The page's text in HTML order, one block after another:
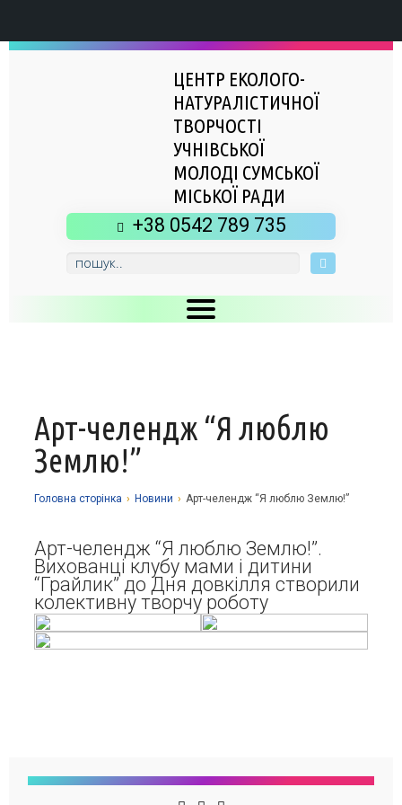
ЦЕНТР ЕКОЛОГО-
НАТУРАЛІСТИЧНОЇ
ТВОРЧОСТІ
УЧНІВСЬКОЇ
МОЛОДІ СУМСЬКОЇ
МІСЬКОЇ РАДИ
+38 0542 789 735
Про заклад
Структурні підрозділи
Наші досягнення
Фотоальбоми
Сторінка психолога
Запрошуємо у гуртки
Академічна доброчесність
Методична робота
Програмне забезпечення
Науково-методичні матеріали
Національно-патріотичне виховання
Організаційно-масова робота
Прозорість та відкритість
Фінансова звітність
Стаття 30 Закону України «Про освіту»
Контакти
Арт-челендж “Я люблю
Землю!”
Головна сторiнка › Новини › Арт-челендж “Я люблю Землю!”
Арт-челендж “Я люблю Землю!”.
Вихованці клубу мами і дитини
“Грайлик” до Дня довкілля створили
колективну творчу роботу